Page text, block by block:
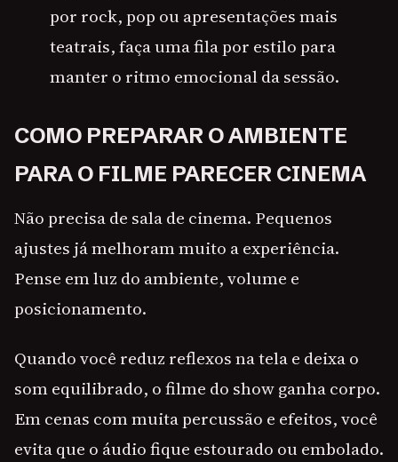
por rock, pop ou apresentações mais
teatrais, faça uma fila por estilo para
manter o ritmo emocional da sessão.
COMO PREPARAR O AMBIENTE
PARA O FILME PARECER CINEMA
Não precisa de sala de cinema. Pequenos
ajustes já melhoram muito a experiência.
Pense em luz do ambiente, volume e
posicionamento.
Quando você reduz reflexos na tela e deixa o
som equilibrado, o filme do show ganha corpo.
Em cenas com muita percussão e efeitos, você
evita que o áudio fique estourado ou embolado.